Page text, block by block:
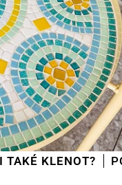
POŠLI HO